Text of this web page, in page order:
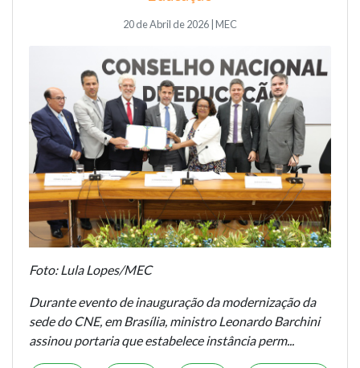
20 de Abril de 2026 | MEC
Foto: Lula Lopes/MEC
Durante evento de inauguração da modernização da
sede do CNE, em Brasília, ministro Leonardo Barchini
assinou portaria que estabelece instância perm...